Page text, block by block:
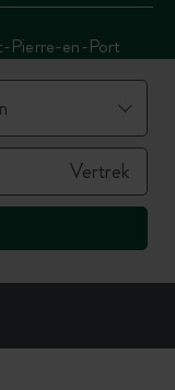
Pierre-en-Port